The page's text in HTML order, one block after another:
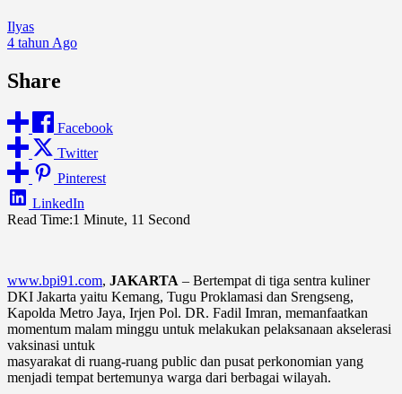
Ilyas
4 tahun Ago
Share
Facebook
Twitter
Pinterest
LinkedIn
Read Time:1 Minute, 11 Second
www.bpi91.com, JAKARTA – Bertempat di tiga sentra kuliner
DKI Jakarta yaitu Kemang, Tugu Proklamasi dan Srengseng,
Kapolda Metro Jaya, Irjen Pol. DR. Fadil Imran, memanfaatkan
momentum malam minggu untuk melakukan pelaksanaan akselerasi
vaksinasi untuk
masyarakat di ruang-ruang public dan pusat perkonomian yang
menjadi tempat bertemunya warga dari berbagai wilayah.